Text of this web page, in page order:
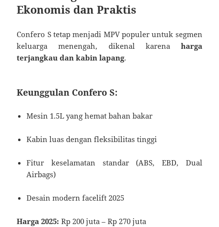
Ekonomis dan Praktis
Confero S tetap menjadi MPV populer untuk segmen
keluarga menengah, dikenal karena harga
terjangkau dan kabin lapang.
Keunggulan Confero S:
Mesin 1.5L yang hemat bahan bakar
Kabin luas dengan fleksibilitas tinggi
Fitur keselamatan standar (ABS, EBD, Dual
Airbags)
Desain modern facelift 2025
Harga 2025: Rp 200 juta – Rp 270 juta